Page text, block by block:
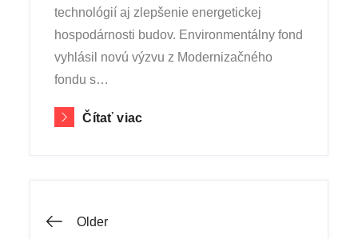
technológií aj zlepšenie energetickej
hospodárnosti budov. Environmentálny fond
vyhlásil novú výzvu z Modernizačného
fondu s…
Čítať viac
Navigácia
Older